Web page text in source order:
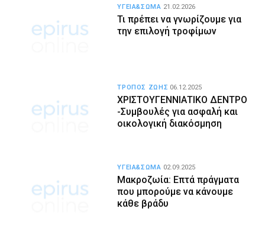
Τι πρέπει να γνωρίζουμε για
την επιλογή τροφίμων
ΥΓΕΙΑ&ΣΩΜΑ 21.02.2026
ΧΡΙΣΤΟΥΓΕΝΝΙΑΤΙΚΟ ΔΕΝΤΡΟ
-Συμβουλές για ασφαλή και
οικολογική διακόσμηση
ΤΡΟΠΟΣ ΖΩΗΣ 06.12.2025
Μακροζωία: Επτά πράγματα
που μπορούμε να κάνουμε
κάθε βράδυ
ΥΓΕΙΑ&ΣΩΜΑ 02.09.2025